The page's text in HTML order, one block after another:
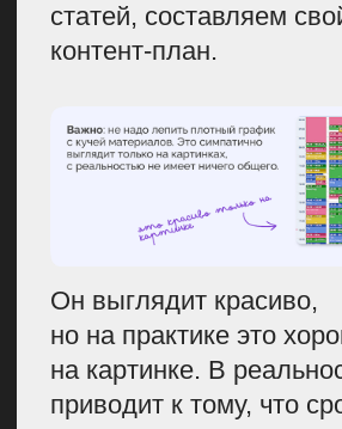
этого добавляем контакты всех
которые могут подойти,
могут быть коллеги из других
компаний или люди, с которыми
мы встречаемся
На этапе контент-плана сразу
за комментарием.Никогда это
не должен быть один эксперт,
даже не два, а лучше три-
четыре.